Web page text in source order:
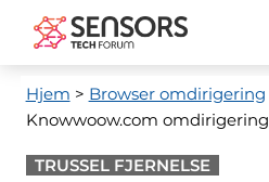
Hjem > Browser omdirigering
Knowwoow.com omdirigering
TRUSSEL FJERNELSE